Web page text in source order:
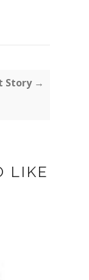
Story →
LIKE